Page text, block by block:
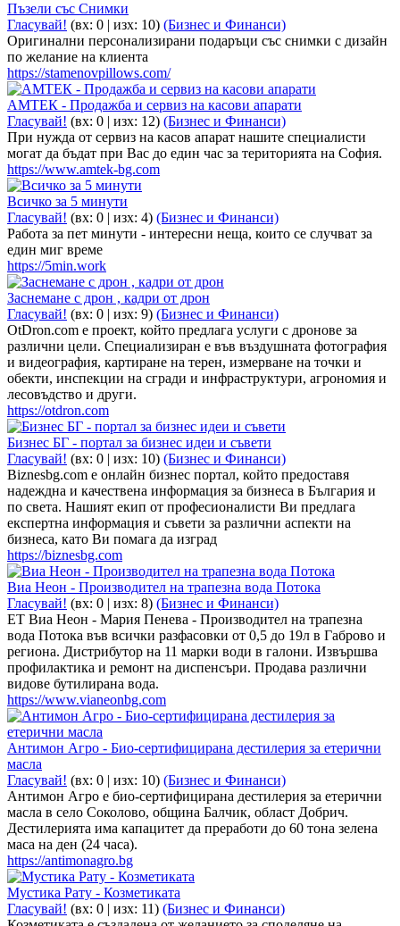
Пъзели със Снимки
Гласувай! (вх: 0 | изх: 10) (Бизнес и Финанси)
Оригинални персонализирани подаръци със снимки с дизайн
по желание на клиента
https://stamenovpillows.com/
АМТЕК - Продажба и сервиз на касови апарати
Гласувай! (вх: 0 | изх: 12) (Бизнес и Финанси)
При нужда от сервиз на касов апарат нашите специалисти
могат да бъдат при Вас до един час за територията на София.
https://www.amtek-bg.com
Всичко за 5 минути
Гласувай! (вх: 0 | изх: 4) (Бизнес и Финанси)
Работа за пет минути - интересни неща, които се случват за
един миг време
https://5min.work
Заснемане с дрон , кадри от дрон
Гласувай! (вх: 0 | изх: 9) (Бизнес и Финанси)
OtDron.com е проект, който предлага услуги с дронове за
различни цели. Специализиран е във въздушната фотография
и видеография, картиране на терен, измерване на точки и
обекти, инспекции на сгради и инфраструктури, агрономия и
лесовъдство и други.
https://otdron.com
Бизнес БГ - портал за бизнес идеи и съвети
Гласувай! (вх: 0 | изх: 10) (Бизнес и Финанси)
Biznesbg.com е онлайн бизнес портал, който предоставя
надеждна и качествена информация за бизнеса в България и
по света. Нашият екип от професионалисти Ви предлага
експертна информация и съвети за различни аспекти на
бизнеса, като Ви помага да изград
https://biznesbg.com
Виа Неон - Производител на трапезна вода Потока
Гласувай! (вх: 0 | изх: 8) (Бизнес и Финанси)
ЕТ Виа Неон - Мария Пенева - Производител на трапезна
вода Потока във всички разфасовки от 0,5 до 19л в Габрово и
региона. Дистрибутор на 11 марки води в галони. Извършва
профилактика и ремонт на диспенсъри. Продава различни
видове бутилирана вода.
https://www.vianeonbg.com
Антимон Агро - Био-сертифицирана дестилерия за етерични
масла
Гласувай! (вх: 0 | изх: 10) (Бизнес и Финанси)
Антимон Агро е био-сертифицирана дестилерия за етерични
масла в село Соколово, община Балчик, област Добрич.
Дестилерията има капацитет да преработи до 60 тона зелена
маса на ден (24 часа).
https://antimonagro.bg
Мустика Рату - Козметиката
Гласувай! (вх: 0 | изх: 11) (Бизнес и Финанси)